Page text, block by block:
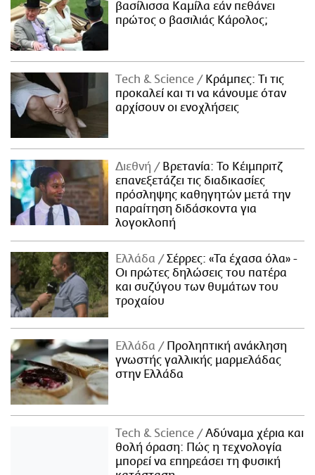
βασίλισσα Καμίλα εάν πεθάνει
πρώτος ο βασιλιάς Κάρολος;
Τech & Science
Κράμπες: Τι τις
προκαλεί και τι να κάνουμε όταν
αρχίσουν οι ενοχλήσεις
Διεθνή
Βρετανία: Το Κέιμπριτζ
επανεξετάζει τις διαδικασίες
πρόσληψης καθηγητών μετά την
παραίτηση διδάσκοντα για
λογοκλοπή
Ελλάδα
Σέρρες: «Τα έχασα όλα» -
Οι πρώτες δηλώσεις του πατέρα
και συζύγου των θυμάτων του
τροχαίου
Ελλάδα
Προληπτική ανάκληση
γνωστής γαλλικής μαρμελάδας
στην Ελλάδα
Τech & Science
Αδύναμα χέρια και
θολή όραση: Πώς η τεχνολογία
μπορεί να επηρεάσει τη φυσική